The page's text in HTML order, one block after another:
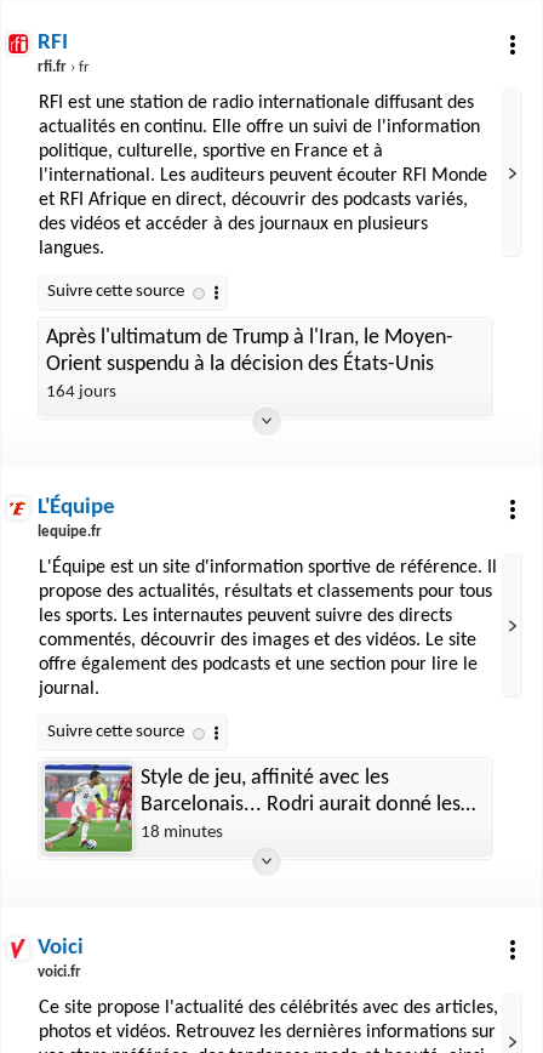
RFI
rfi.fr › fr
RFI est une station de radio internationale diffusant des
actualités en continu. Elle offre un suivi de l'information
politique, culturelle, sportive en France et à
l'international. Les auditeurs peuvent écouter RFI Monde
et RFI Afrique en direct, découvrir des podcasts variés,
des vidéos et accéder à des journaux en plusieurs
langues.
Après l'ultimatum de Trump à l'Iran, le Moyen-
Orient suspendu à la décision des États-Unis
164 jours
L'Équipe
lequipe.fr
L'Équipe est un site d'information sportive de référence. Il
propose des actualités, résultats et classements pour tous
les sports. Les internautes peuvent suivre des directs
commentés, découvrir des images et des vidéos. Le site
offre également des podcasts et une section pour lire le
journal.
Style de jeu, affinité avec les
Barcelonais... Rodri aurait donné les
raisons de son refus au Real Madrid
18 minutes
Voici
voici.fr
Ce site propose l'actualité des célébrités avec des articles,
photos et vidéos. Retrouvez les dernières informations sur